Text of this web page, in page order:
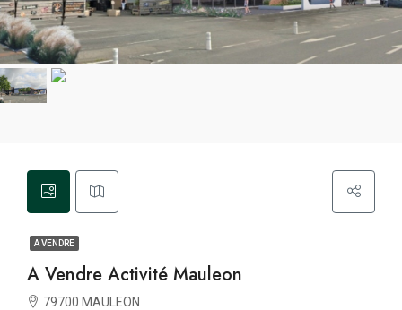
A VENDRE
A Vendre Activité Mauleon
79700 MAULEON